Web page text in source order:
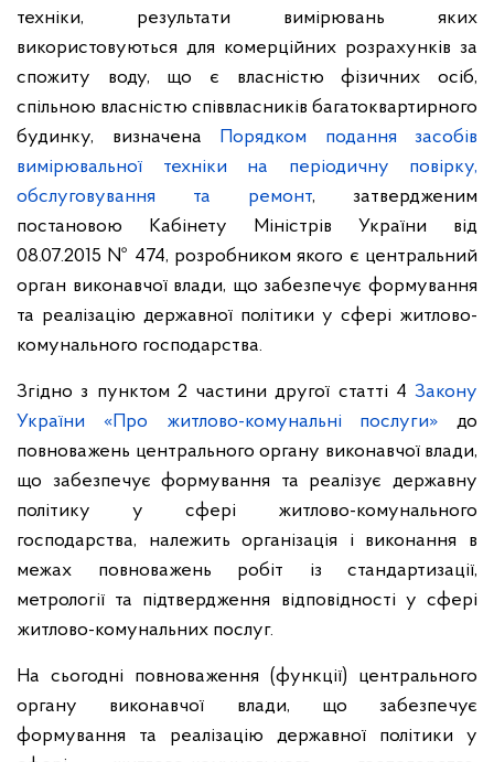
техніки, результати вимірювань яких
використовуються для комерційних розрахунків за
спожиту воду, що є власністю фізичних осіб,
спільною власністю співвласників багатоквартирного
будинку, визначена Порядком подання засобів
вимірювальної техніки на періодичну повірку,
обслуговування та ремонт, затвердженим
постановою Кабінету Міністрів України від
08.07.2015 № 474, розробником якого є центральний
орган виконавчої влади, що забезпечує формування
та реалізацію державної політики у сфері житлово-
комунального господарства.
Згідно з пунктом 2 частини другої статті 4 Закону
України «Про житлово-комунальні послуги» до
повноважень центрального органу виконавчої влади,
що забезпечує формування та реалізує державну
політику у сфері житлово-комунального
господарства, належить організація і виконання в
межах повноважень робіт із стандартизації,
метрології та підтвердження відповідності у сфері
житлово-комунальних послуг.
На сьогодні повноваження (функції) центрального
органу виконавчої влади, що забезпечує
формування та реалізацію державної політики у